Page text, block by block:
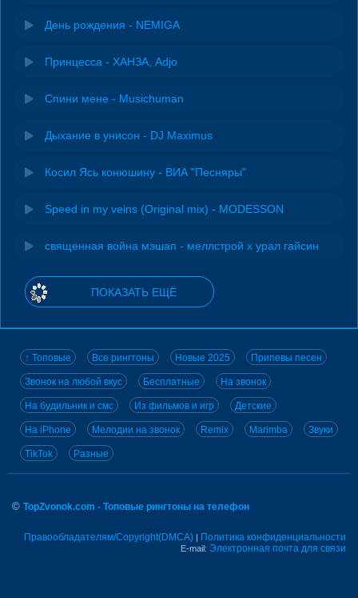
День рождения - NEMIGA
Принцесса - ХАНЗА, Adjo
Спини мене - Musichuman
Дыхание в унисон - DJ Maximus
Косил Ясь конюшину - ВИА "Песняры"
Speed in my veins (Original mix) - MODESSON
священная война мэшап - меллстрой х урал гайсин
ПОКАЗАТЬ ЕЩЁ
↑ Топовые Все рингтоны Новые 2025 Припевы песен
Звонок на любой вкус Бесплатные На звонок
На будильник и смс Из фильмов и игр Детские
На iPhone Мелодии на звонок Remix Marimba Звуки
TikTok Разные
© TopZvonok.com - Топовые рингтоны на телефон
Правообладателям/Copyright(DMCA) | Политика конфиденциальности
E-mail: Электронная почта для связи